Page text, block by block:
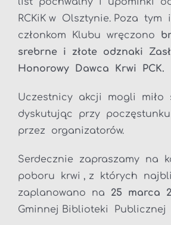
RCKiK w Olsztynie. Poza tym
członkom Klubu wręczono
srebrne i złote odznaki
Honorowy Dawca Krwi PCK.
Uczestnicy akcji mogli miło
dyskutując przy
przez organizatorów.
Serdecznie zapraszamy na
poboru krwi , z których
zaplanowano na 25 marca
Gminnej Biblioteki Publicznej